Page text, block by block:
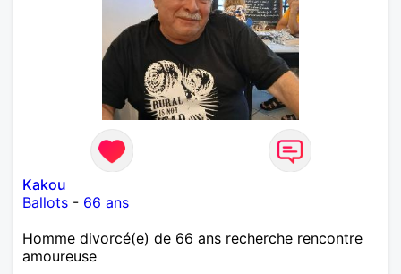
Kakou
Ballots - 66 ans
Homme divorcé(e) de 66 ans recherche rencontre
amoureuse